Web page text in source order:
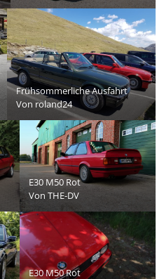
Frühsommerliche Ausfahrt
Von roland24
E30 M50 Rot
VonTHE-DV
E30 M50 Rot